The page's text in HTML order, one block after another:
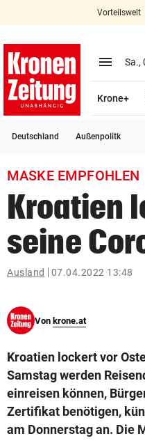
account_circle Anmelden
bookmark
search
Suchbegriff
eingeben
© Krone Multimedia GmbH &
Vorteilswelt
menu Menü
Sa.,
Krone+
Deutschland Außenpolitk
MASKE EMPFOHLEN
Kroatien
seine
Ausland 07.04.2022 13:48
Von krone.at
Kroatien lockert vor
Samstag werden
einreisen können,
Zertifikat benötigen,
am Donnerstag an. Die